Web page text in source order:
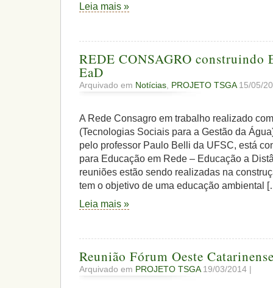
Leia mais »
REDE CONSAGRO construindo
EaD
Arquivado em Notícias, PROJETO TSGA15/05/
A Rede Consagro em trabalho realizado
(Tecnologias Sociais para a Gestão da
pelo professor Paulo Belli da UFSC, está
para Educação em Rede – Educação a
reuniões estão sendo realizadas na
tem o objetivo de uma educação ambiental
Leia mais »
Reunião Fórum Oeste
Arquivado em PROJETO TSGA19/03/2014 |